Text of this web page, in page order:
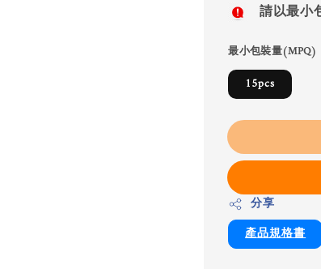
請以最小
最小包裝量(MPQ)
15pcs
分享
產品規格書